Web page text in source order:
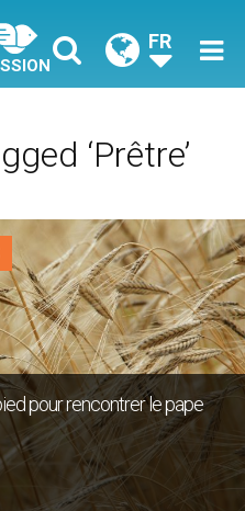
FR
‘prêtre’
pour rencontrer le pape